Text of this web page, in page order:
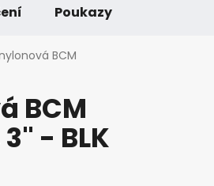
KOŠÍK
Poukazy
BCM
BCM
- BLK